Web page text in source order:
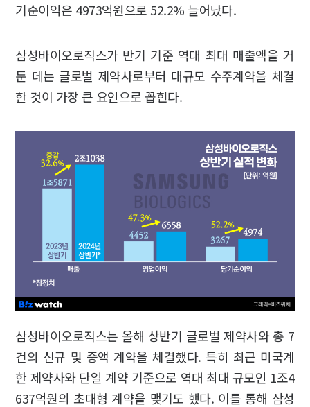
기순이익은 4973억원으로 52.2% 늘어났다.
삼성바이오로직스가 반기 기준 역대 최대 매출액을 거
둔 데는 글로벌 제약사로부터 대규모 수주계약을 체결
한 것이 가장 큰 요인으로 꼽힌다.
삼성바이오로직스는 올해 상반기 글로벌 제약사와 총 7
건의 신규 및 증액 계약을 체결했다. 특히 최근 미국계
한 제약사와 단일 계약 기준으로 역대 최대 규모인 1조4
637억원의 초대형 계약을 맺기도 했다. 이를 통해 삼성